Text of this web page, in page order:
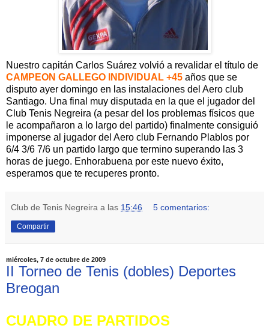
Nuestro capitán Carlos Suárez volvió a revalidar el título de
CAMPEON GALLEGO INDIVIDUAL +45 años que se
disputo ayer domingo en las instalaciones del Aero club
Santiago. Una final muy disputada en la que el jugador del
Club Tenis Negreira (a pesar del los problemas físicos que
le acompañaron a lo largo del partido) finalmente consiguió
imponerse al jugador del Aero club Fernando Plablos por
6/4 3/6 7/6 un partido largo que termino superando las 3
horas de juego. Enhorabuena por este nuevo éxito,
esperamos que te recuperes pronto.
Club de Tenis Negreira a las 15:46 5 comentarios:
Compartir
miércoles, 7 de octubre de 2009
II Torneo de Tenis (dobles) Deportes
Breogan
CUADRO DE PARTIDOS